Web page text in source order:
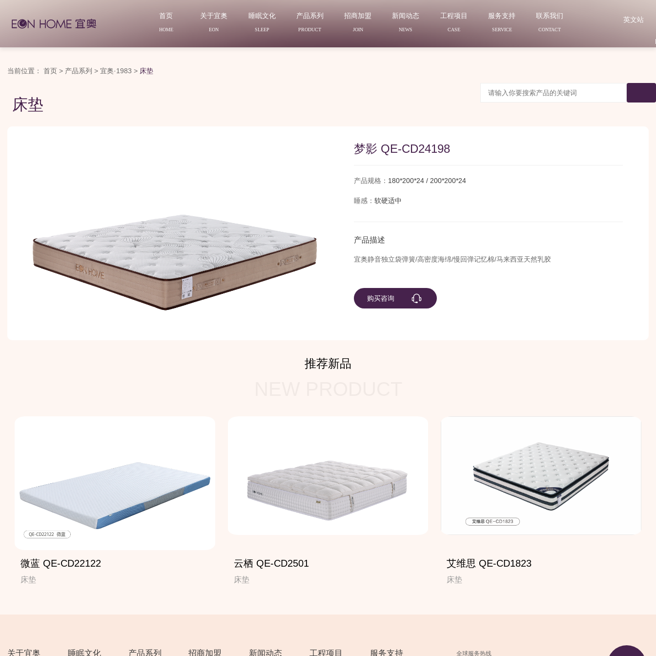
首页
HOME
关于宜奥
EON
睡眠文化
SLEEP
产品系列
PRODUCT
招商加盟
JOIN
新闻动态
NEWS
工程项目
CASE
服务支持
SERVICE
联系我们
CONTACT
英文站
当前位置： 首页 > 产品系列 > 宜奥·1983 > 床垫
床垫
梦影 QE-CD24198
产品规格： 180*200*24 / 200*200*24
睡感： 软硬适中
产品描述
宜奥静音独立袋弹簧/高密度海绵/慢回弹记忆棉/马来西亚天然乳胶
购买咨询
推荐新品
微蓝 QE-CD22122
床垫
云栖 QE-CD2501
床垫
艾维思 QE-CD1823
床垫
关于宜奥 睡眠文化 产品系列 招商加盟 新闻动态 工程项目 服务支持 全球服务热线